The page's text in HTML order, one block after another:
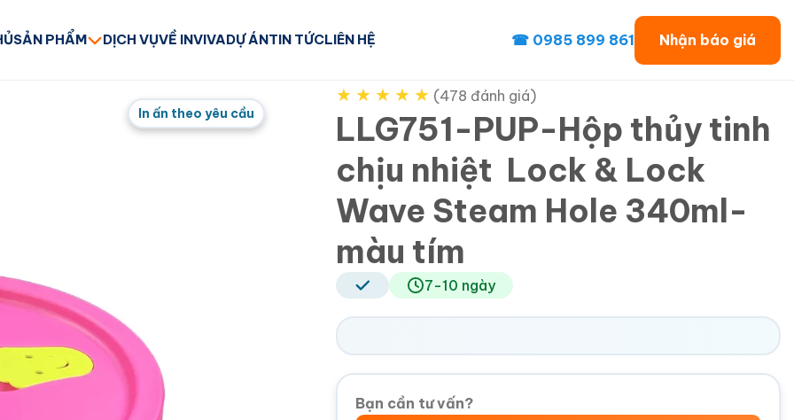
SẢN PHẨM DỊCH VỤVỀ INVIVADỰ ÁNTIN TỨCLIÊN HỆ ☎ 0985 899 861 Nhận báo giá
In ấn theo yêu cầu
★ ★ ★ ★ ★ (478 đánh giá)
LLG751-PUP-Hộp thủy tinh
chịu nhiệt Lock & Lock
Wave Steam Hole 340ml-
màu tím
7-10 ngày
Bạn cần tư vấn?